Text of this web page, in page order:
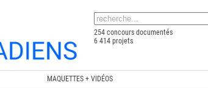
254 concours documentés
6 414 projets
MAQUETTES + VIDÉOS